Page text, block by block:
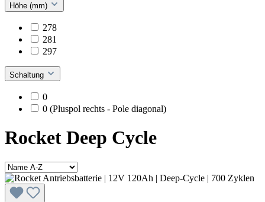
Höhe (mm)
278
281
297
Schaltung
0
0 (Pluspol rechts - Pole diagonal)
Rocket Deep Cycle